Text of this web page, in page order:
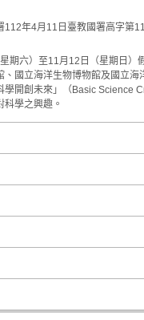
112年4月11日臺教國署高字第
期六）至11月12日（星期日）
、國立海洋生物博物館及國立
學開創未來」（Basic Science
學之興趣。